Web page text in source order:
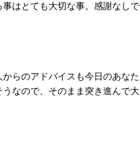
はとても大切な事。感謝なしで
らのアドバイスも今日のあなた
なので、そのまま突き進んで大